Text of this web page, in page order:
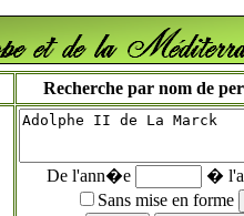
Recherche par nom de
De l'ann�e
�
Sans mise en forme